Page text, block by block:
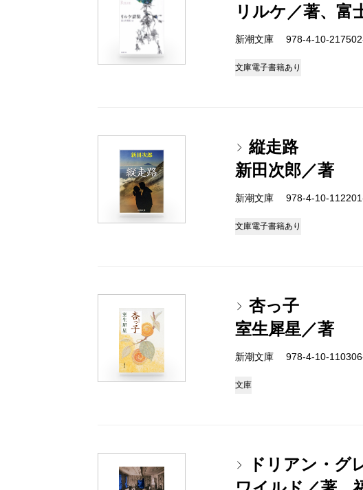
リルケ／著、富
新潮文庫 978-4-10-
文庫電子書籍あり
縦走路
新田次郎／著
新潮文庫 978-4-10-
文庫電子書籍あり
杏っ子
室生犀星／著
新潮文庫 978-4-10-
文庫
ドリアン・グ